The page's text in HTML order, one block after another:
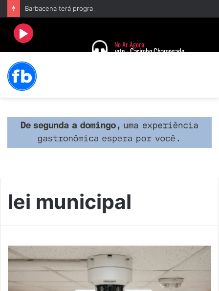
lei municipal